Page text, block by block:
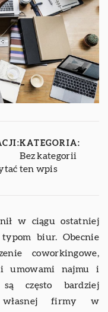
KATEGORIA:
Bez kategorii
ten wpis
w ciągu ostatniej
biur. Obecnie
coworkingowe,
umowami najmu i
często bardziej
własnej firmy w